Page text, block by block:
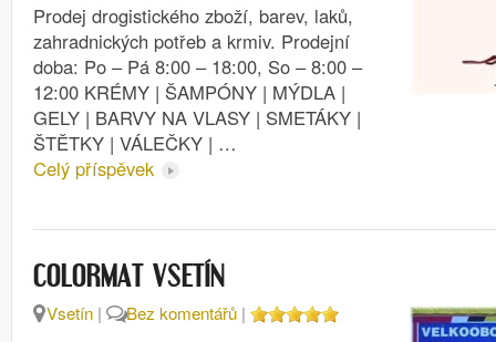
Prodej drogistického zboží, barev, laků,
zahradnických potřeb a krmiv. Prodejní
doba: Po – Pá 8:00 – 18:00, So – 8:00 –
12:00 KRÉMY | ŠAMPÓNY | MÝDLA |
GELY | BARVY NA VLASY | SMETÁKY |
ŠTĚTKY | VÁLEČKY | …
Celý příspěvek
COLORMAT VSETÍN
Vsetín | Bez komentářů |